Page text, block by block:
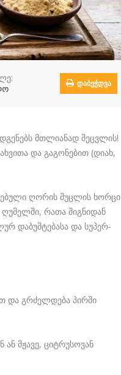
ᲓᲐᲑᲔᲭᲓᲕᲐ
მთლიანად შეცვლის!
და გაგონებით (დიახ,
ღორის მუცლის ხორცი
რათა შიგნიდან
დაბუშტებასა და სუპერ-
და გრძელდება პირში
მჟავე, ციტრუსოვან